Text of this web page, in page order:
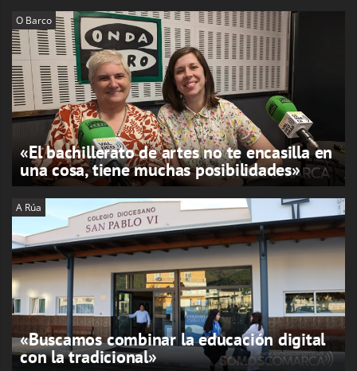
O Barco
«El bachillerato de artes no te encasilla en
una cosa, tiene muchas posibilidades»
A Rúa
«Buscamos combinar la educación digital
con la tradicional»